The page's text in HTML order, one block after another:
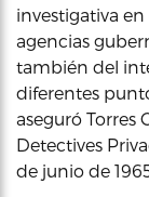
investigativa
agencias
también del
diferentes
aseguró Torres
Detectives
de junio de